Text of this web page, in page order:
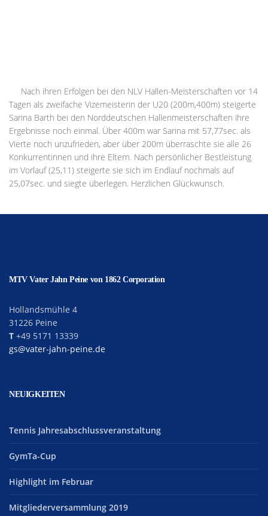
Nach ihren Erfolgen bei den NLV Hallen-Meisterschaften vor 14
Tagen als zweifache Vizemeisterin der U20 (200m,400m) steigerte
Sarina Barth bei den Norddeutschen Hallenmeisterschaften ihre
Ergebnisse noch einmal. Über 400m war Sarina mit 57,77sec. als
Vierte noch unzufrieden, aber über 200m überraschte sie alle 26
Konkurrentinnen und ihre Eltern. Nach persönlicher Bestleistung
im Vorlauf (25,11) steigerte sie sich im Endlauf nochmals auf
25,07sec. und siegte überlegen. Herzlichen Glückwunsch.
MTV Vater Jahn Peine von 1862 Corporation
Hollandsmühle 4
31226 Peine
T +49 5171 13339
gs@vater-jahn-peine.de
NEUIGKEITEN
Tennis Jahresabschlussveranstaltung
GymTa-Cup
Highlight im Februar
Mitgliederversammlung 2019